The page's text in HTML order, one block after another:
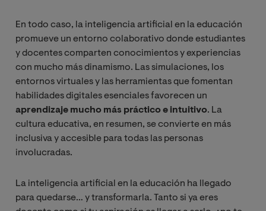
En todo caso, la inteligencia artificial en la educación
promueve un entorno colaborativo donde estudiantes
y docentes comparten conocimientos y experiencias
con mucho más dinamismo. Las simulaciones, los
entornos virtuales y las herramientas que fomentan
habilidades digitales esenciales favorecen un
aprendizaje mucho más práctico e intuitivo. La
cultura educativa, en resumen, se convierte en más
inclusiva y accesible para todas las personas
involucradas.
La inteligencia artificial en la educación ha llegado
para quedarse… y transformarla. Tanto si ya eres